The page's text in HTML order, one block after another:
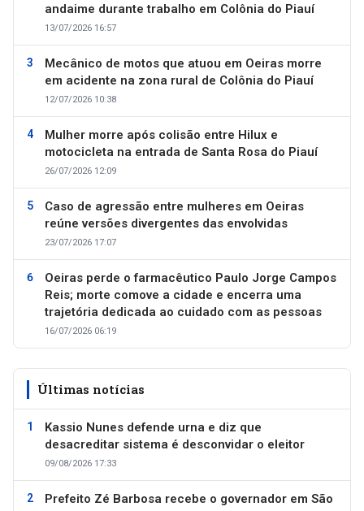
andaime durante trabalho em Colônia do Piauí
13/07/2026 16:57
Mecânico de motos que atuou em Oeiras morre
em acidente na zona rural de Colônia do Piauí
12/07/2026 10:38
Mulher morre após colisão entre Hilux e
motocicleta na entrada de Santa Rosa do Piauí
26/07/2026 12:09
Caso de agressão entre mulheres em Oeiras
reúne versões divergentes das envolvidas
23/07/2026 17:07
Oeiras perde o farmacêutico Paulo Jorge Campos
Reis; morte comove a cidade e encerra uma
trajetória dedicada ao cuidado com as pessoas
16/07/2026 06:19
Últimas notícias
Kassio Nunes defende urna e diz que
desacreditar sistema é desconvidar o eleitor
09/08/2026 17:33
Prefeito Zé Barbosa recebe o governador em São